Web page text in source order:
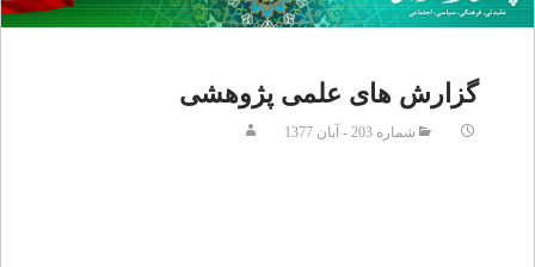
گزارش هاى علمى پژوهشى
شماره 203 - آبان 1377